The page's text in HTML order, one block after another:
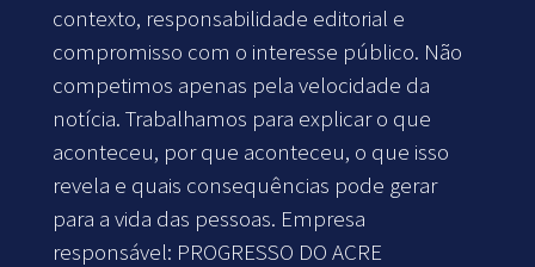
contexto, responsabilidade editorial e
compromisso com o interesse público. Não
competimos apenas pela velocidade da
notícia. Trabalhamos para explicar o que
aconteceu, por que aconteceu, o que isso
revela e quais consequências pode gerar
para a vida das pessoas. Empresa
responsável: PROGRESSO DO ACRE